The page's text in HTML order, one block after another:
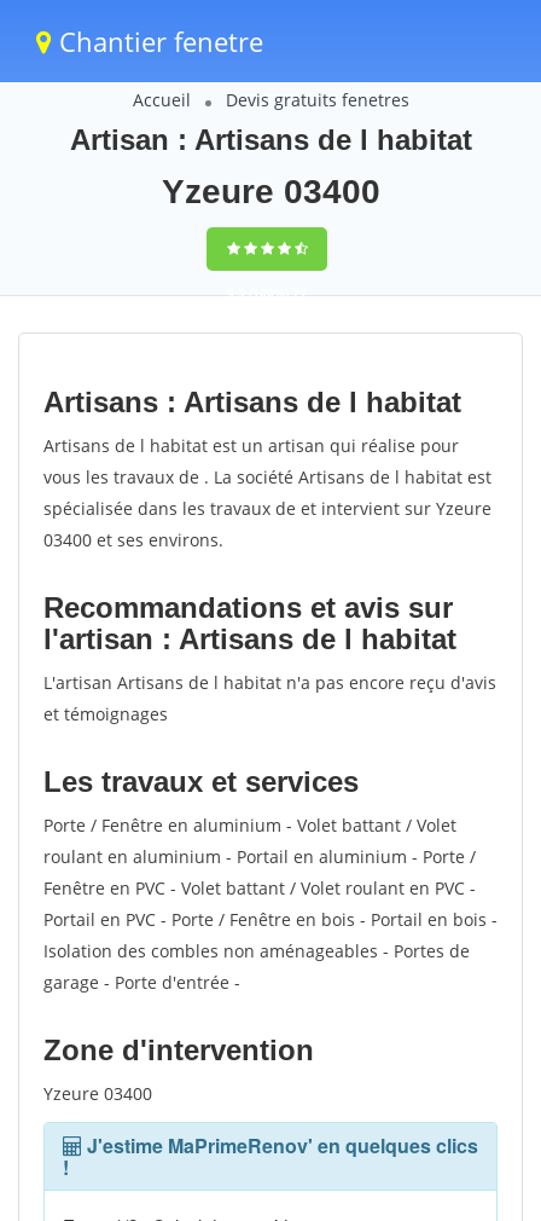
Chantier fenetre
Accueil Devis gratuits fenetres
Artisan : Artisans de l habitat
Yzeure 03400
9,5(100%)71
votes
Artisans : Artisans de l habitat
Artisans de l habitat est un artisan qui réalise pour
vous les travaux de . La société Artisans de l habitat est
spécialisée dans les travaux de et intervient sur Yzeure
03400 et ses environs.
Recommandations et avis sur
l'artisan : Artisans de l habitat
L'artisan Artisans de l habitat n'a pas encore reçu d'avis
et témoignages
Les travaux et services
Porte / Fenêtre en aluminium - Volet battant / Volet
roulant en aluminium - Portail en aluminium - Porte /
Fenêtre en PVC - Volet battant / Volet roulant en PVC -
Portail en PVC - Porte / Fenêtre en bois - Portail en bois -
Isolation des combles non aménageables - Portes de
garage - Porte d'entrée -
Zone d'intervention
Yzeure 03400